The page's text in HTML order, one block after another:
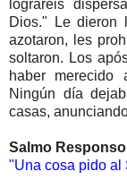
lograréis
Dios." Le dieron
azotaron, les
soltaron. Los
haber
Ningún día
casas,
Salmo
"Una cosa pido al